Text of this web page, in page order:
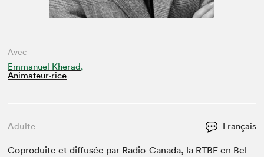
Avec
Emmanuel Kherad,
Animateur⋅rice
Adulte Français
Copro­duite et dif­fusée par Radio-Cana­da, la RTBF en Bel­